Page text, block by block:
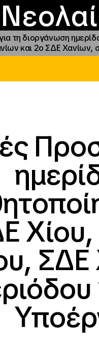
τη διοργάνωση
και 2ο ΣΔΕ Χανίων,